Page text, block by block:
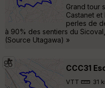
Grand tour
Castanet
perles de
à 90% des sentiers du
(Source Utagawa) »
CCC31
VTT 31